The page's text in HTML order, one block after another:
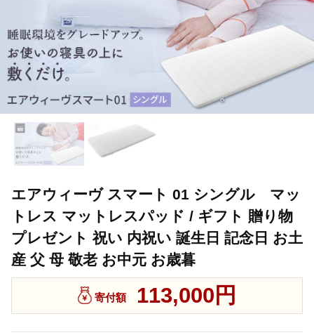
エアウィーヴ スマート 01 シングル マッ
トレス マットレスパッド / ギフト 贈り物
プレゼント 祝い 内祝い 誕生日 記念日 お土
産 父 母 敬老 お中元 お歳暮
寄付額 113,000円